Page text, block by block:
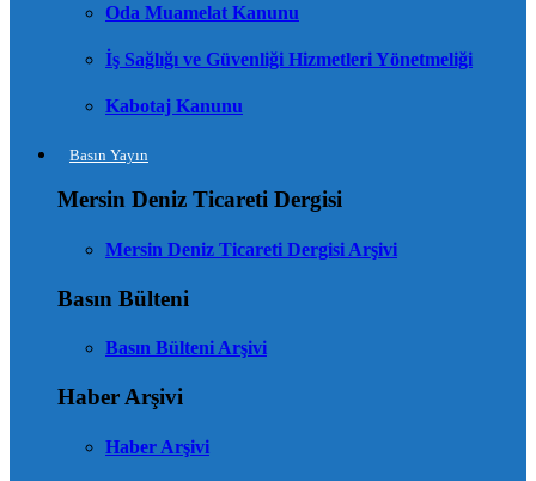
Oda Muamelat Kanunu
İş Sağlığı ve Güvenliği Hizmetleri Yönetmeliği
Kabotaj Kanunu
Basın Yayın
Mersin Deniz Ticareti Dergisi
Mersin Deniz Ticareti Dergisi Arşivi
Basın Bülteni
Basın Bülteni Arşivi
Haber Arşivi
Haber Arşivi